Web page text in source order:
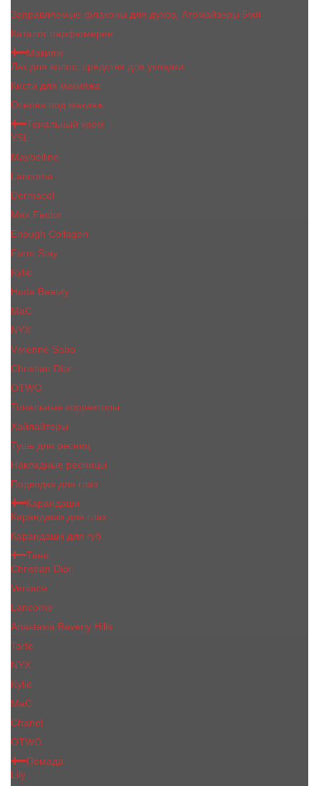
Заправляемые флаконы для духов, Атомайзеры 5мл
Каталог парфюмерии
Макияж
Лак для волос, средства для укладки
Кисти для макияжа
Основа под макияж
Тональный крем
YSL
Maybelline
Lancome
Dermacol
Max Factor
Enough Collagen
Farm Stay
Kylie
Huda Beauty
МаС
NYX
Vivienne Sabo
Сhristiаn Diоr
OTWO
Тональные корректоры
Хайлайтеры
Тушь для ресниц
Накладные ресницы
Подводка для глаз
Карандаши
Карандаши для глаз
Карандаши для губ
Тени
Christian Dior
Versace
Lancome
Anastasia Beverly Hills
Tarte
NYX
Kylie
MaC
Сhanеl
OTWO
Помада
Lily